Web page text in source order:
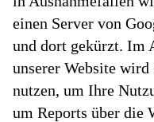
einen Server von
und dort gekürzt. Im
unserer Website
nutzen, um Ihre
um Reports über die